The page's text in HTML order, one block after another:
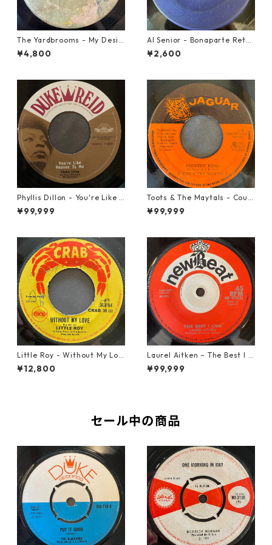
The Yardbrooms - My Desir
e【7-21922】
¥4,800
Al Senior - Bonaparte Retre
at【7-21861】
¥2,600
Phyllis Dillon - You're Like H
eaven To Me【7-21913】
¥99,999
Toots & The Maytals - Coun
try Road【7-21951】
¥99,999
Little Roy - Without My Lov
e【7-21990】
¥12,800
Laurel Aitken ‎– The Best I C
an【7-22012】
¥99,999
セール中の商品